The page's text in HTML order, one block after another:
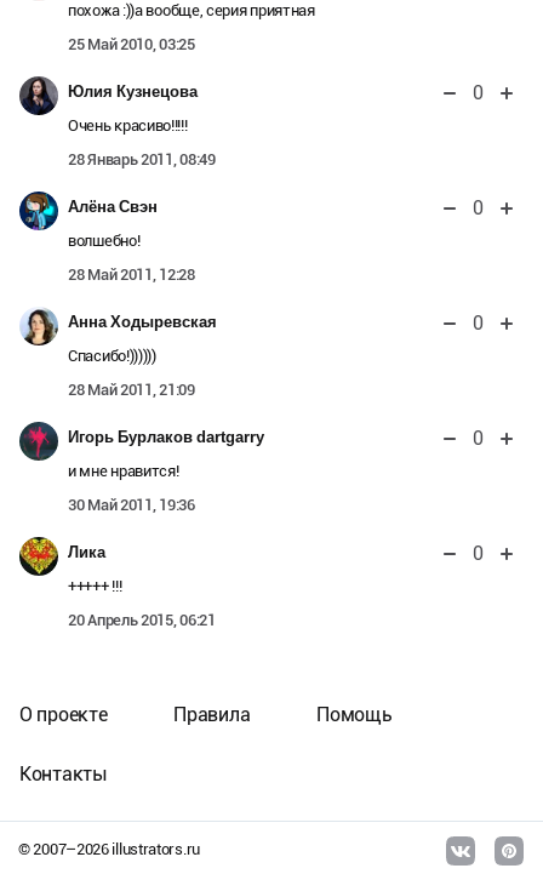
похожа :))а вообще, серия приятная
25 Май 2010, 03:25
Юлия Кузнецова 0
Очень красиво!!!!!
28 Январь 2011, 08:49
Алёна Свэн 0
волшебно!
28 Май 2011, 12:28
Анна Ходыревская 0
Спасибо!))))))
28 Май 2011, 21:09
Игорь Бурлаков dartgarry 0
и мне нравится!
30 Май 2011, 19:36
Лика 0
+++++ !!!
20 Апрель 2015, 06:21
© 2007–2026illustrators.ru
О проекте Правила Помощь
Контакты